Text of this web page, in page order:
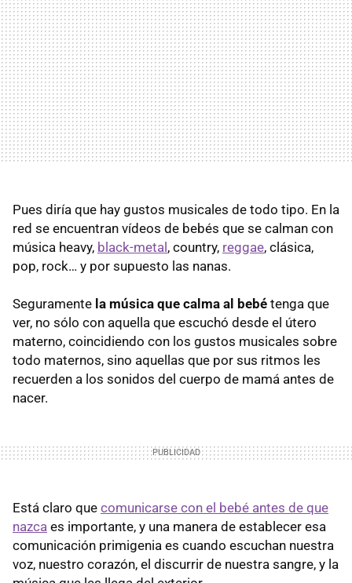
Pues diría que hay gustos musicales de todo tipo. En la
red se encuentran vídeos de bebés que se calman con
música heavy, black-metal , country, reggae, clásica,
pop, rock… y por supuesto las nanas.
Seguramente la música que calma al bebé tenga que
ver, no sólo con aquella que escuchó desde el útero
materno, coincidiendo con los gustos musicales sobre
todo maternos, sino aquellas que por sus ritmos les
recuerden a los sonidos del cuerpo de mamá antes de
nacer.
Está claro que comunicarse con el bebé antes de que
nazca es importante, y una manera de establecer esa
comunicación primigenia es cuando escuchan nuestra
voz, nuestro corazón, el discurrir de nuestra sangre, y la